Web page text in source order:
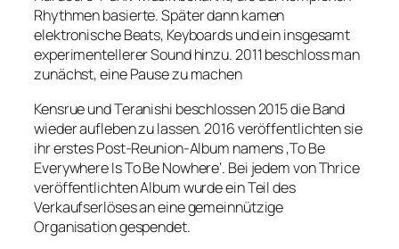
Rhythmen basierte. Später dann kamen
elektronische Beats, Keyboards und ein insgesamt
experimentellerer Sound hinzu. 2011 beschloss man
zunächst, eine Pause zu machen
Kensrue und Teranishi beschlossen 2015 die Band
wieder aufleben zu lassen. 2016 veröffentlichten sie
ihr erstes Post-Reunion-Album namens ‚To Be
Everywhere Is To Be Nowhere‘. Bei jedem von Thrice
veröffentlichten Album wurde ein Teil des
Verkaufserlöses an eine gemeinnützige
Organisation gespendet.